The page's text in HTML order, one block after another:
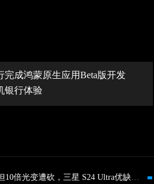
完成鸿蒙原生应用Beta版开发
银行体验
四六开：影像增强 但10倍光变遭砍，三星 S24 Ultra优缺点评